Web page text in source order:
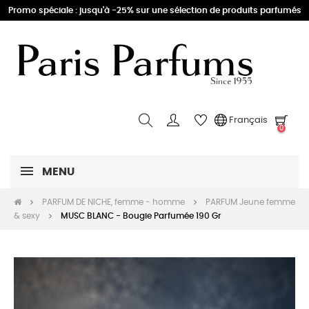
Promo spéciale : jusqu'à -25% sur une sélection de produits parfumés
Français
0
MENU
PARFUM DE NICHE, femme - homme
PARFUM Jeune femme
& sexy
MUSC BLANC - Bougie Parfumée 190 Gr